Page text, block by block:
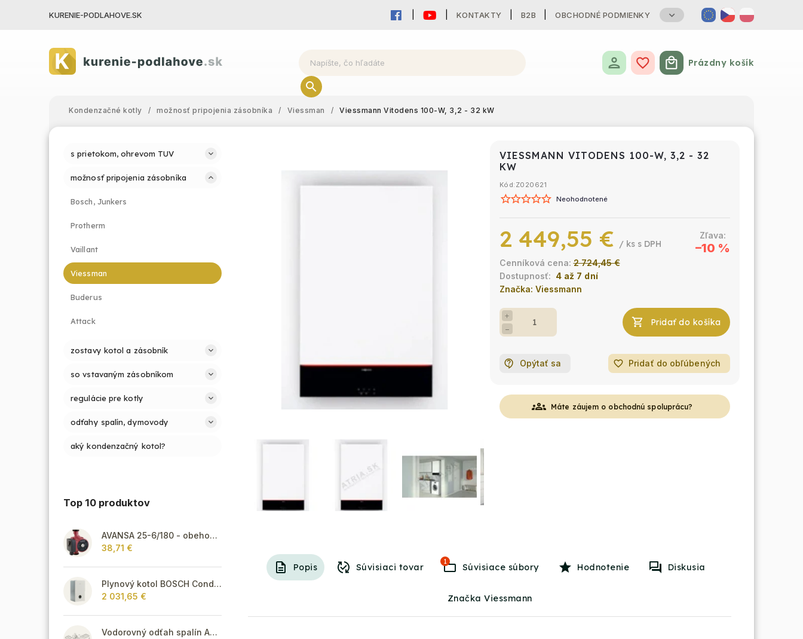
KURENIE-PODLAHOVE.SK KONTAKTY B2B OBCHODNÉ PODMIENKY
Nákupný košík
Prázdny košík
Kondenzačné kotly / možnosť pripojenia zásobníka / Viessman / Viessmann Vitodens 100-W, 3,2 - 32 kW
s prietokom, ohrevom TUV
možnosť pripojenia zásobníka
Bosch, Junkers
Protherm
Vaillant
Viessman
Buderus
Attack
zostavy kotol a zásobník
so vstavaným zásobníkom
regulácie pre kotly
odťahy spalín, dymovody
aký kondenzačný kotol?
Top 10 produktov
AVANSA 25-6/180 - obehové čerpadlo, pripojovací závit 6/4"
38,71 €
Plynový kotol BOSCH Condens GC8300iW 40 R - Závesný kondenzačný vykurovací kotol
2 031,65 €
Vodorovný odťah spalín AZB 918
VIESSMANN VITODENS 100-W, 3,2 - 32
KW
Kód: Z020621
Neohodnotené
Značka: Viessmann
2 724,45 €
–10 %
2 449,55 € / ks
4 až 7 dní
+
−
Pridať do košíka
Opýtať sa favorite_border Pridať do obľúbených
groups Máte záujem o obchodnú spoluprácu?
Popis Súvisiaci tovar
1
Súvisiace súbory Hodnotenie Diskusia
Značka Viessmann